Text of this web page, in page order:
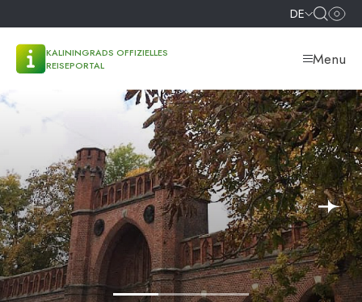
DE
KALININGRADS OFFIZIELLES
REISEPORTAL
Menu